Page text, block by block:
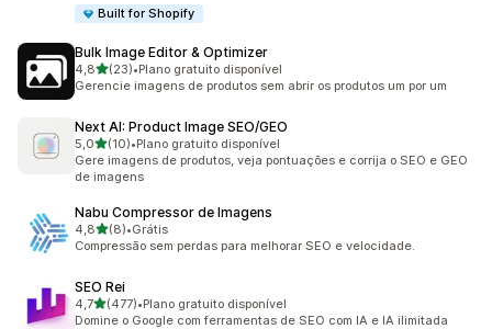
Built for Shopify
Bulk Image Editor & Optimizer
4,8de 5 estrelas
(23)
23 avaliações ao todo
•Plano gratuito disponível
Gerencie imagens de produtos sem abrir os produtos um por um
Next AI: Product Image SEO/GEO
5,0de 5 estrelas
(10)
10 avaliações ao todo
•Plano gratuito disponível
Gere imagens de produtos, veja pontuações e corrija o SEO e GEO
de imagens
Nabu Compressor de Imagens
4,8de 5 estrelas
(8)
8 avaliações ao todo
•Grátis
Compressão sem perdas para melhorar SEO e velocidade.
SEO Rei
4,7de 5 estrelas
(477)
477 avaliações ao todo
•Plano gratuito disponível
Domine o Google com ferramentas de SEO com IA e IA ilimitada